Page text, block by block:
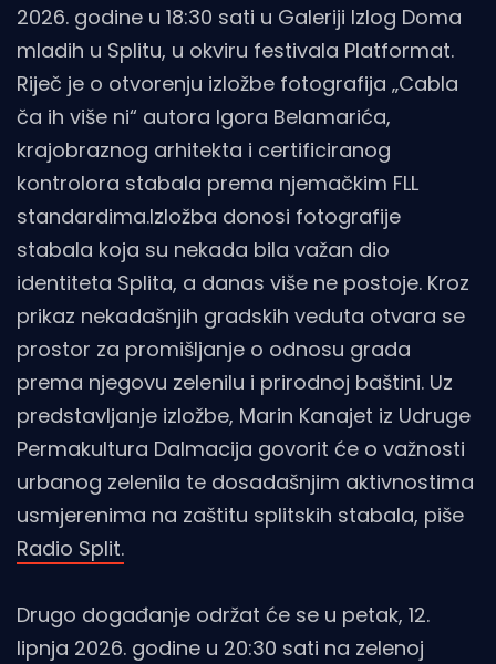
2026. godine u 18:30 sati u Galeriji Izlog Doma
mladih u Splitu, u okviru festivala Platformat.
Riječ je o otvorenju izložbe fotografija „Cabla
ča ih više ni“ autora Igora Belamarića,
krajobraznog arhitekta i certificiranog
kontrolora stabala prema njemačkim FLL
standardima.Izložba donosi fotografije
stabala koja su nekada bila važan dio
identiteta Splita, a danas više ne postoje. Kroz
prikaz nekadašnjih gradskih veduta otvara se
prostor za promišljanje o odnosu grada
prema njegovu zelenilu i prirodnoj baštini. Uz
predstavljanje izložbe, Marin Kanajet iz Udruge
Permakultura Dalmacija govorit će o važnosti
urbanog zelenila te dosadašnjim aktivnostima
usmjerenima na zaštitu splitskih stabala, piše
Radio Split.
Drugo događanje održat će se u petak, 12.
lipnja 2026. godine u 20:30 sati na zelenoj